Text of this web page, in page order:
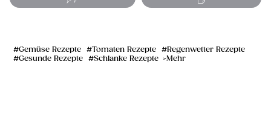
Gemüse Rezepte Tomaten Rezepte
Regenwetter Rezepte
Gesunde Rezepte
Schlanke Rezepte Mehr